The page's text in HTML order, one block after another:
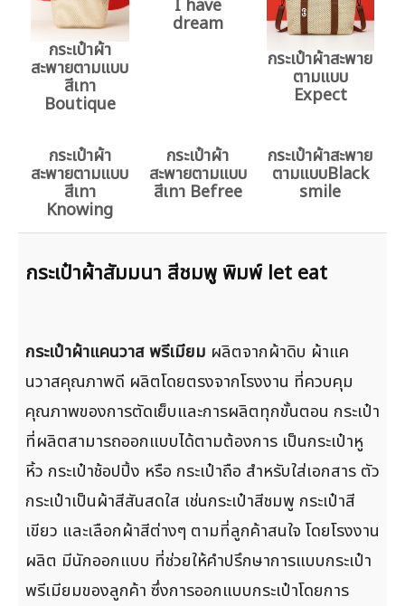
กระเป๋าผ้า
สะพายตามแบบ
สีเทา
Boutique
กระเป๋าผ้าสะพาย
ตามแบบ
Expect
กระเป๋าผ้า
สะพายตามแบบ
สีเทา
Knowing
กระเป๋าผ้า
สะพายตามแบบ
สีเทา Befree
กระเป๋าผ้าสะพาย
ตามแบบBlack
smile
กระเป๋าผ้าสัมมนา สีชมพู พิมพ์ let eat
กระเป๋าผ้าแคนวาส พรีเมียม ผลิตจากผ้าดิบ ผ้าแค
นวาสคุณภาพดี ผลิตโดยตรงจากโรงงาน ที่ควบคุม
คุณภาพของการตัดเย็บและการผลิตทุกขั้นตอน กระเป๋า
ที่ผลิตสามารถออกแบบได้ตามต้องการ เป็นกระเป๋าหู
หิ้ว กระเป๋าช้อปปิ้ง หรือ กระเป๋าถือ สำหรับใส่เอกสาร ตัว
กระเป๋าเป็นผ้าสีสันสดใส เช่นกระเป๋าสีชมพู กระเป๋าสี
เขียว และเลือกผ้าสีต่างๆ ตามที่ลูกค้าสนใจ โดยโรงงาน
ผลิต มีนักออกแบบ ที่ช่วยให้คำปรึกษาการแบบกระเป๋า
พรีเมียมของลูกค้า ซึ่งการออกแบบกระเป๋าโดยการ